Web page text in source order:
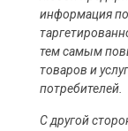
информация
тем самым
товаров и
потребителей.
С другой